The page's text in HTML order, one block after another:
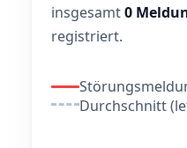
insgesamt0
registriert.
Durchschnitt